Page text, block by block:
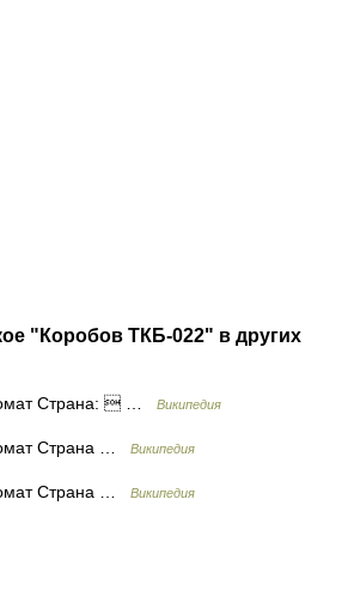
"Коробов ТКБ-022" в других
Страна:  … Википедия
Страна … Википедия
Страна … Википедия